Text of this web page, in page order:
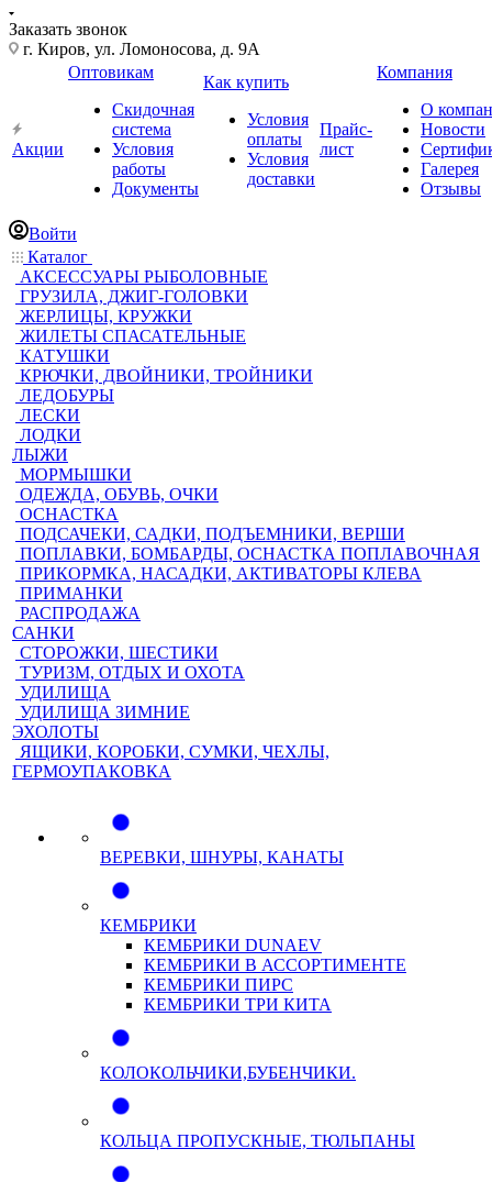
Заказать звонок
г. Киров, ул. Ломоносова, д. 9А
Акции
Оптовикам
Скидочная
система
Условия
работы
Документы
Как купить
Условия
оплаты
Условия
доставки
Прайс-
лист
Компания
О
Новости
Галерея
Отзывы
Войти
Каталог
АКСЕССУАРЫ РЫБОЛОВНЫЕ
ГРУЗИЛА, ДЖИГ-ГОЛОВКИ
ЖЕРЛИЦЫ, КРУЖКИ
ЖИЛЕТЫ СПАСАТЕЛЬНЫЕ
КАТУШКИ
КРЮЧКИ, ДВОЙНИКИ, ТРОЙНИКИ
ЛЕДОБУРЫ
ЛЕСКИ
ЛОДКИ
ЛЫЖИ
МОРМЫШКИ
ОДЕЖДА, ОБУВЬ, ОЧКИ
ОСНАСТКА
ПОДСАЧЕКИ, САДКИ, ПОДЪЕМНИКИ, ВЕРШИ
ПОПЛАВКИ, БОМБАРДЫ, ОСНАСТКА ПОПЛАВОЧНАЯ
ПРИКОРМКА, НАСАДКИ, АКТИВАТОРЫ КЛЕВА
ПРИМАНКИ
РАСПРОДАЖА
САНКИ
СТОРОЖКИ, ШЕСТИКИ
ТУРИЗМ, ОТДЫХ И ОХОТА
УДИЛИЩА
УДИЛИЩА ЗИМНИЕ
ЭХОЛОТЫ
ЯЩИКИ, КОРОБКИ, СУМКИ, ЧЕХЛЫ,
ГЕРМОУПАКОВКА
ВЕРЕВКИ, ШНУРЫ, КАНАТЫ
КЕМБРИКИ
КЕМБРИКИ DUNAEV
КЕМБРИКИ В АССОРТИМЕНТЕ
КЕМБРИКИ ПИРС
КЕМБРИКИ ТРИ КИТА
КОЛОКОЛЬЧИКИ,БУБЕНЧИКИ.
КОЛЬЦА ПРОПУСКНЫЕ, ТЮЛЬПАНЫ